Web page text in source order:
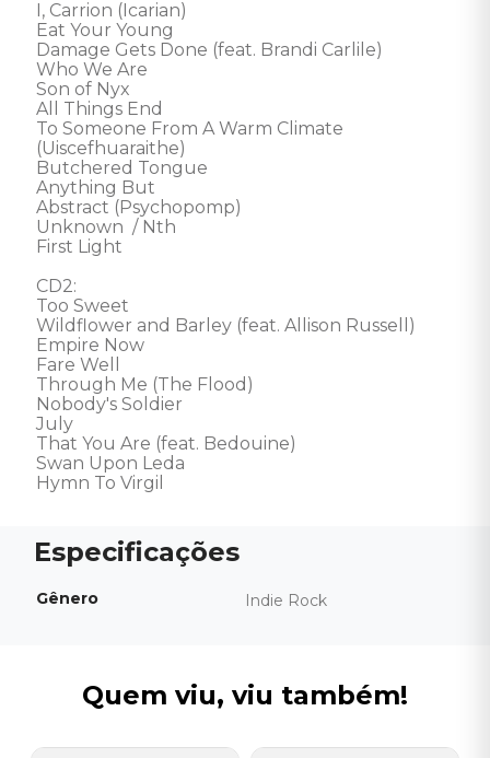
I, Carrion (Icarian)
Eat Your Young
Damage Gets Done (feat. Brandi Carlile)
Who We Are
Son of Nyx
All Things End
To Someone From A Warm Climate
(Uiscefhuaraithe)
Butchered Tongue
Anything But
Abstract (Psychopomp)
Unknown  / Nth
First Light
CD2:
Too Sweet
Wildflower and Barley (feat. Allison Russell)
Empire Now
Fare Well
Through Me (The Flood)
Nobody's Soldier
July
That You Are (feat. Bedouine)
Swan Upon Leda
Hymn To Virgil
Gênero Indie Rock
Quem viu, viu também!